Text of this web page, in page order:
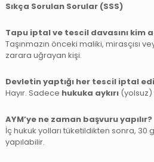
Sıkça Sorulan Sorular (SSS)
Tapu iptal ve tescil davasını kim
Taşınmazın önceki maliki, mirasçısı
zarara uğrayan kişi.
Devletin yaptığı her tescil iptal
Hayır. Sadece hukuka aykırı
AYM’ye ne zaman başvuru yapılır?
İç hukuk yolları tüketildikten sonra,
yapılabilir.